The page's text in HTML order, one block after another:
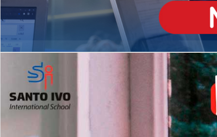
Matrículas Abertas 2026
2º AO 5º ANO FUNDAMENTAL